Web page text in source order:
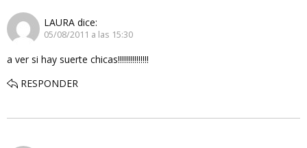
LAURA dice:
05/08/2011 a las 15:30
a ver si hay suerte chicas!!!!!!!!!!!!!!!
RESPONDER